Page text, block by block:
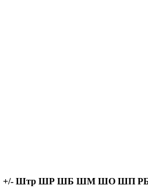
+/- Штр ШР ШБ ШМ ШО ШП